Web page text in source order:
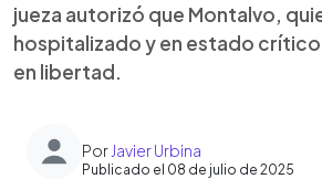
jueza autorizó que Montalvo,
hospitalizado y en estado
en libertad.
Por Javier Urbina
Publicado el 08 de julio de 2025